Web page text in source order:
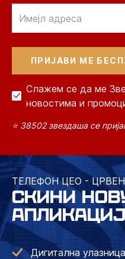
Слажем се да ме
новостима и
⭐ 38502 звездаша се
ТЕЛЕФОН ЦЕО -
СКИНИ
Дигитална